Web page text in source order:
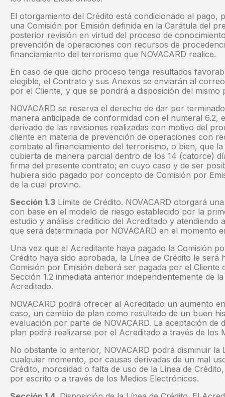
El otorgamiento del Crédito está condicionado al pago,
una Comisión por Emisión definida en la Carátula del
posterior revisión en virtud del proceso de
prevención de operaciones con recursos de
financiamiento del terrorismo que NOVACARD realice.
En caso de que dicho proceso tenga resultados
elegible, el Contrato y sus Anexos se enviarán al
por el Cliente, y que se pondrá a disposición del
NOVACARD se reserva el derecho de dar por
manera anticipada de conformidad con el numeral 6.2,
derivado de las revisiones realizadas con motivo del
cliente en materia de prevención de operaciones con
combate al financiamiento del terrorismo, o bien, que
cubierta de manera parcial dentro de los 14 (catorce)
firma del presente contrato; en cuyo caso y de ser
hubiera sido pagado por concepto de Comisión por
de la cual provino.
Sección 1.3 Límite de Crédito. NOVACARD otorgará
con base en el modelo de riesgo establecido por la
estudio y análisis crediticio del Acreditado y atendiendo
que será determinada por NOVACARD en el momento
Una vez que el Acreditante haya pagado la Comisión
Crédito haya sido aprobada, la Línea de Crédito le será
Comisión por Emisión deberá ser pagada por el
Sección 1.2 inmediata anterior independientemente de
Acreditado.
NOVACARD podrá ofrecer al Acreditado un aumento
caso, un cambio de plan como resultado de un buen
evaluación por parte de NOVACARD. La aceptación de
plan podrá realizarse por el Acreditado a través de los
No obstante lo anterior, NOVACARD podrá disminuir la
cualquier momento, por causas derivadas de un mal
Crédito, morosidad o falta de uso de la Línea de
por escrito o a través de los Medios Electrónicos.